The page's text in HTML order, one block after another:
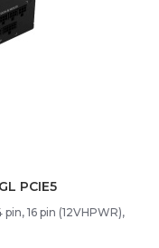
PCIE5
16 pin (12VHPWR),